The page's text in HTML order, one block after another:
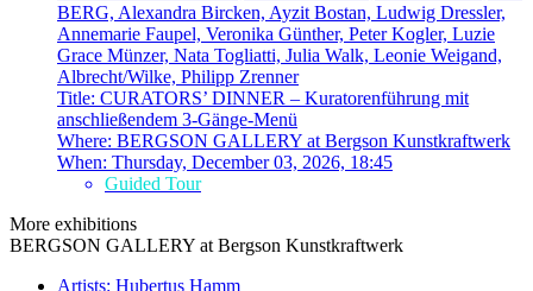
BERG, Alexandra Bircken, Ayzit Bostan, Ludwig Dressler,
Annemarie Faupel, Veronika Günther, Peter Kogler, Luzie
Grace Münzer, Nata Togliatti, Julia Walk, Leonie Weigand,
Albrecht/Wilke, Philipp Zrenner
Title: CURATORS’ DINNER – Kuratorenführung mit
anschließendem 3-Gänge-Menü
Where: BERGSON GALLERY at Bergson Kunstkraftwerk
When: Thursday, December 03, 2026, 18:45
Guided Tour
More exhibitions
BERGSON GALLERY at Bergson Kunstkraftwerk
Artists: Hubertus Hamm